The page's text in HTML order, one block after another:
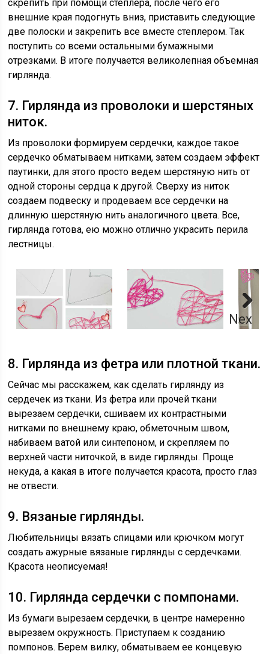
скрепить при помощи степлера, после чего его
внешние края подогнуть вниз, приставить следующие
две полоски и закрепить все вместе степлером. Так
поступить со всеми остальными бумажными
отрезками. В итоге получается великолепная объемная
гирлянда.
7. Гирлянда из проволоки и шерстяных
ниток.
Из проволоки формируем сердечки, каждое такое
сердечко обматываем нитками, затем создаем эффект
паутинки, для этого просто ведем шерстяную нить от
одной стороны сердца к другой. Сверху из ниток
создаем подвеску и продеваем все сердечки на
длинную шерстяную нить аналогичного цвета. Все,
гирлянда готова, ею можно отлично украсить перила
лестницы.
Next
8. Гирлянда из фетра или плотной ткани.
Сейчас мы расскажем, как сделать гирлянду из
сердечек из ткани. Из фетра или прочей ткани
вырезаем сердечки, сшиваем их контрастными
нитками по внешнему краю, обметочным швом,
набиваем ватой или синтепоном, и скрепляем по
верхней части ниточкой, в виде гирлянды. Проще
некуда, а какая в итоге получается красота, просто глаз
не отвести.
9. Вязаные гирлянды.
Любительницы вязать спицами или крючком могут
создать ажурные вязаные гирлянды с сердечками.
Красота неописуемая!
10. Гирлянда сердечки с помпонами.
Из бумаги вырезаем сердечки, в центре намеренно
вырезаем окружность. Приступаем к созданию
помпонов. Берем вилку, обматываем ее концевую